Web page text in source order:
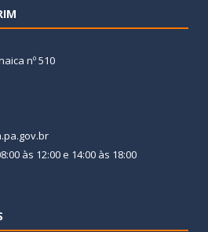
nº 510
às 12:00 e 14:00 às 18:00